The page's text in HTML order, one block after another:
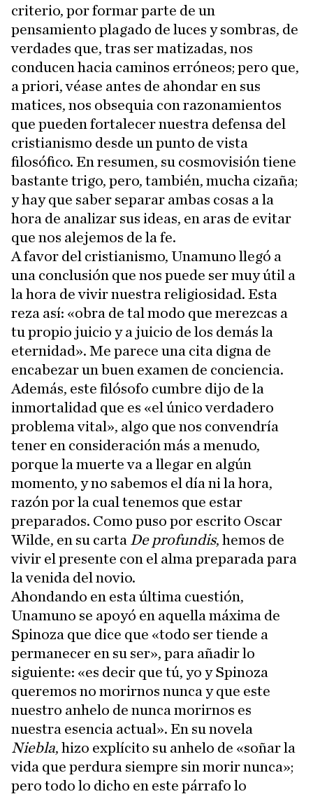
criterio, por formar parte de un
pensamiento plagado de luces y sombras, de
verdades que, tras ser matizadas, nos
conducen hacia caminos erróneos; pero que,
a priori, véase antes de ahondar en sus
matices, nos obsequia con razonamientos
que pueden fortalecer nuestra defensa del
cristianismo desde un punto de vista
filosófico. En resumen, su cosmovisión tiene
bastante trigo, pero, también, mucha cizaña;
y hay que saber separar ambas cosas a la
hora de analizar sus ideas, en aras de evitar
que nos alejemos de la fe.
A favor del cristianismo, Unamuno llegó a
una conclusión que nos puede ser muy útil a
la hora de vivir nuestra religiosidad. Esta
reza así: «obra de tal modo que merezcas a
tu propio juicio y a juicio de los demás la
eternidad». Me parece una cita digna de
encabezar un buen examen de conciencia.
Además, este filósofo cumbre dijo de la
inmortalidad que es «el único verdadero
problema vital», algo que nos convendría
tener en consideración más a menudo,
porque la muerte va a llegar en algún
momento, y no sabemos el día ni la hora,
razón por la cual tenemos que estar
preparados. Como puso por escrito Oscar
Wilde, en su carta De profundis, hemos de
vivir el presente con el alma preparada para
la venida del novio.
Ahondando en esta última cuestión,
Unamuno se apoyó en aquella máxima de
Spinoza que dice que «todo ser tiende a
permanecer en su ser», para añadir lo
siguiente: «es decir que tú, yo y Spinoza
queremos no morirnos nunca y que este
nuestro anhelo de nunca morirnos es
nuestra esencia actual». En su novela
Niebla, hizo explícito su anhelo de «soñar la
vida que perdura siempre sin morir nunca»;
pero todo lo dicho en este párrafo lo